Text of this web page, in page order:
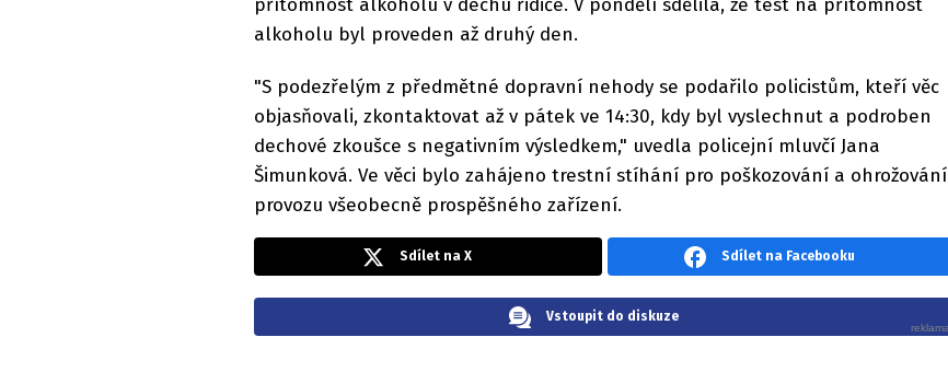
přítomnost alkoholu v dechu řidiče. V pondělí sdělila, že test na přítomnost
alkoholu byl proveden až druhý den.
"S podezřelým z předmětné dopravní nehody se podařilo policistům, kteří věc
objasňovali, zkontaktovat až v pátek ve 14:30, kdy byl vyslechnut a podroben
dechové zkoušce s negativním výsledkem," uvedla policejní mluvčí Jana
Šimunková. Ve věci bylo zahájeno trestní stíhání pro poškozování a ohrožování
provozu všeobecně prospěšného zařízení.
Sdílet na X Sdílet na Facebooku
Vstoupit do diskuze